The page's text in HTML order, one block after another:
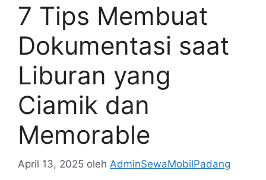
7 Tips Membuat
Dokumentasi saat
Liburan yang
Ciamik dan
Memorable
April 13, 2025 oleh AdminSewaMobilPadang